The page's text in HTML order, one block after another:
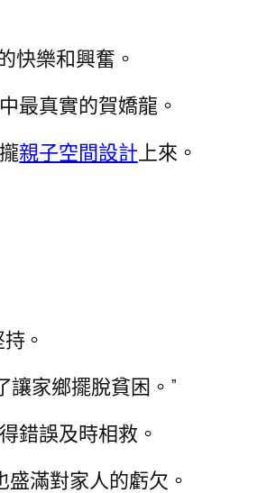
快樂和興奮。
最真實的賀嬌龍。
親子空間設計上來。
。
家鄉擺脫貧困。”
錯誤及時相救。
滿對家人的虧欠。